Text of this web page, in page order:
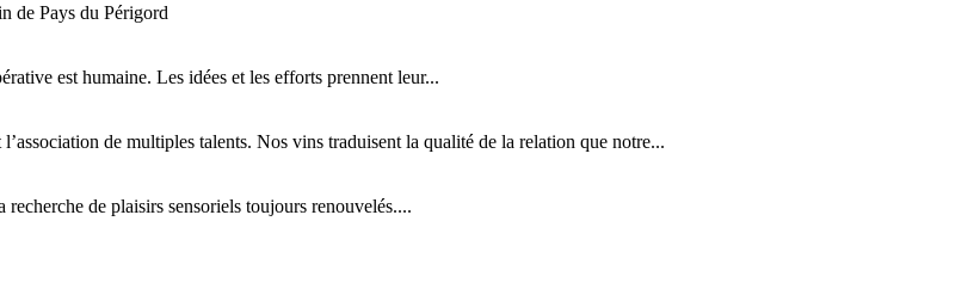
de Pays du Périgord
est humaine. Les idées et les efforts prennent leur...
de multiples talents. Nos vins traduisent la qualité de la relation que notre...
de plaisirs sensoriels toujours renouvelés....